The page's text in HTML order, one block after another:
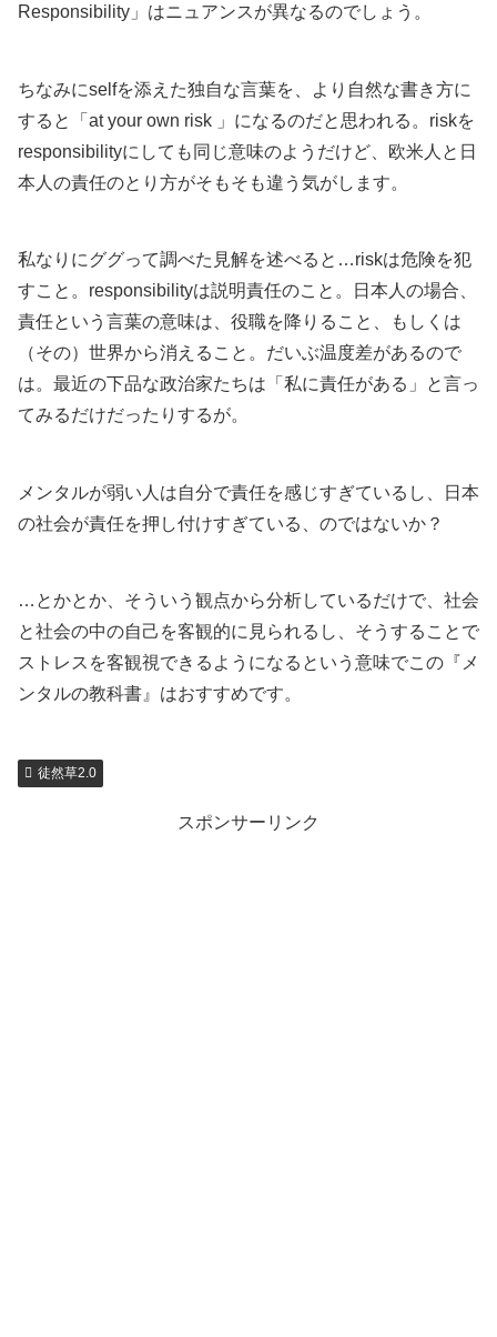
Responsibility」はニュアンスが異なるのでしょう。
ちなみにselfを添えた独自な言葉を、より自然な書き方に
すると「at your own risk 」になるのだと思われる。riskを
responsibilityにしても同じ意味のようだけど、欧米人と日
本人の責任のとり方がそもそも違う気がします。
私なりにググって調べた見解を述べると…riskは危険を犯
すこと。responsibilityは説明責任のこと。日本人の場合、
責任という言葉の意味は、役職を降りること、もしくは
（その）世界から消えること。だいぶ温度差があるので
は。最近の下品な政治家たちは「私に責任がある」と言っ
てみるだけだったりするが。
メンタルが弱い人は自分で責任を感じすぎているし、日本
の社会が責任を押し付けすぎている、のではないか？
…とかとか、そういう観点から分析しているだけで、社会
と社会の中の自己を客観的に見られるし、そうすることで
ストレスを客観視できるようになるという意味でこの『メ
ンタルの教科書』はおすすめです。
徒然草2.0
スポンサーリンク